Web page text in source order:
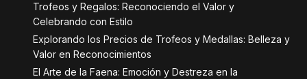
Trofeos y Regalos: Reconociendo el Valor y
Celebrando con Estilo
Explorando los Precios de Trofeos y Medallas: Belleza y
Valor en Reconocimientos
El Arte de la Faena: Emoción y Destreza en la